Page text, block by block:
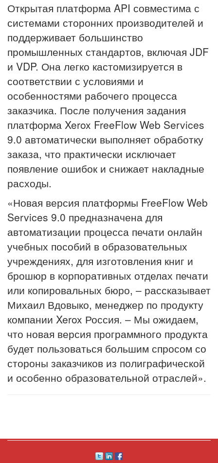
Открытая платформа API совместима с
системами сторонних производителей и
поддерживает большинство
промышленных стандартов, включая JDF
и VDP. Она легко кастомизируется в
соответствии с условиями и
особенностями рабочего процесса
заказчика. После получения задания
платформа Xerox FreeFlow Web Services
9.0 автоматически выполняет обработку
заказа, что практически исключает
появление ошибок и снижает накладные
расходы.
«Новая версия платформы FreeFlow Web
Services 9.0 предназначена для
автоматизации процесса печати онлайн
учебных пособий в образовательных
учреждениях, для изготовления книг и
брошюр в корпоративных отделах печати
или копировальных бюро, – рассказывает
Михаил Вдовыко, менеджер по продукту
компании Xerox Россия. – Мы ожидаем,
что новая версия программного продукта
будет пользоваться большим спросом со
стороны заказчиков из полиграфической
и особенно образовательной отраслей».